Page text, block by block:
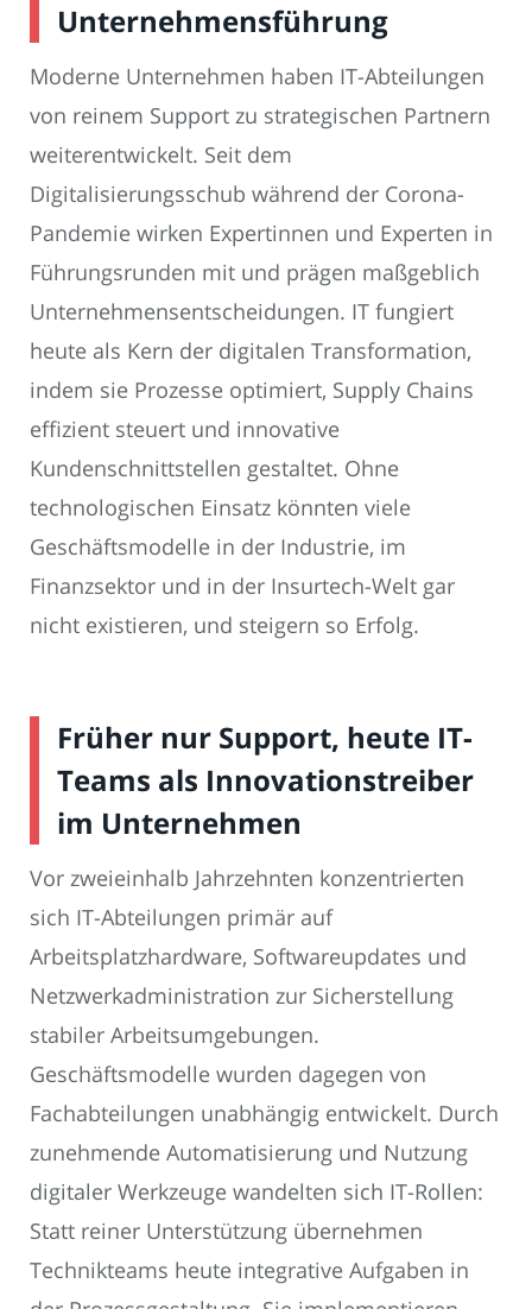
Unternehmensführung
Moderne Unternehmen haben IT-Abteilungen
von reinem Support zu strategischen Partnern
weiterentwickelt. Seit dem
Digitalisierungsschub während der Corona-
Pandemie wirken Expertinnen und Experten in
Führungsrunden mit und prägen maßgeblich
Unternehmensentscheidungen. IT fungiert
heute als Kern der digitalen Transformation,
indem sie Prozesse optimiert, Supply Chains
effizient steuert und innovative
Kundenschnittstellen gestaltet. Ohne
technologischen Einsatz könnten viele
Geschäftsmodelle in der Industrie, im
Finanzsektor und in der Insurtech-Welt gar
nicht existieren, und steigern so Erfolg.
Früher nur Support, heute IT-
Teams als Innovationstreiber
im Unternehmen
Vor zweieinhalb Jahrzehnten konzentrierten
sich IT-Abteilungen primär auf
Arbeitsplatzhardware, Softwareupdates und
Netzwerkadministration zur Sicherstellung
stabiler Arbeitsumgebungen.
Geschäftsmodelle wurden dagegen von
Fachabteilungen unabhängig entwickelt. Durch
zunehmende Automatisierung und Nutzung
digitaler Werkzeuge wandelten sich IT-Rollen:
Statt reiner Unterstützung übernehmen
Technikteams heute integrative Aufgaben in